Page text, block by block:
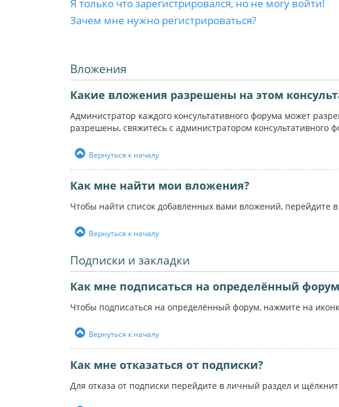
Я только что зарегистрировался, но не могу войти!
Зачем мне нужно регистрироваться?
Вложения
Какие вложения разрешены на этом
Администратор каждого консультативного форума может
разрешены, свяжитесь с администратором консультативного
Вернуться к началу
Как мне найти мои вложения?
Чтобы найти список добавленных вами вложений,
Вернуться к началу
Подписки и закладки
Как мне подписаться на определённый
Чтобы подписаться на определённый форум, нажмите на
Вернуться к началу
Как мне отказаться от подписки?
Для отказа от подписки перейдите в личный раздел и